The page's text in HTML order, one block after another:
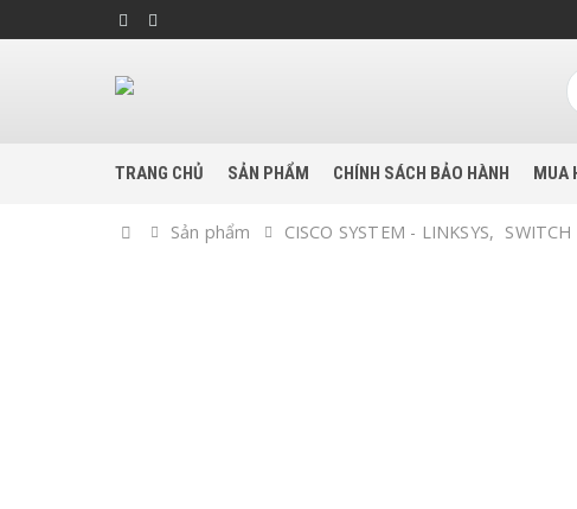
TRANG CHỦ SẢN PHẨM CHÍNH SÁCH BẢO HÀNH MUA
Home
Sản phẩm CISCO SYSTEM - LINKSYS,